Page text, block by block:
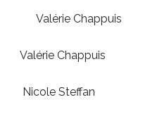
Chappuis
Steffan